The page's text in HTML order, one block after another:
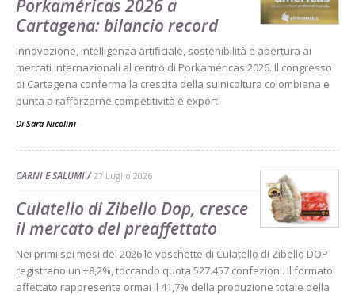
Porkaméricas 2026 a
Cartagena: bilancio record
Innovazione, intelligenza artificiale, sostenibilità e apertura ai
mercati internazionali al centro di Porkaméricas 2026. Il congresso
di Cartagena conferma la crescita della suinicoltura colombiana e
punta a rafforzarne competitività e export
Di Sara Nicolini -
CARNI E SALUMI 27 Luglio 2026
Culatello di Zibello Dop, cresce
il mercato del preaffettato
Nei primi sei mesi del 2026 le vaschette di Culatello di Zibello DOP
registrano un +8,2%, toccando quota 527.457 confezioni. Il formato
affettato rappresenta ormai il 41,7% della produzione totale della